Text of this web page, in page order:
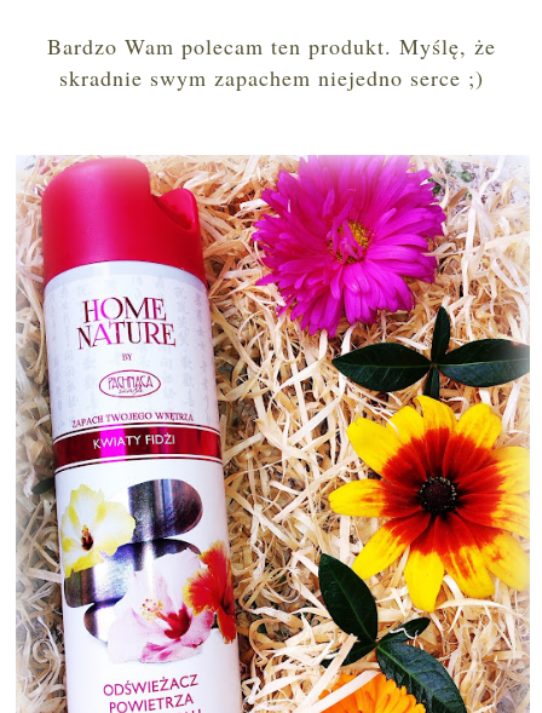
Bardzo Wam polecam ten produkt. Myślę, że
skradnie swym zapachem niejedno serce ;)